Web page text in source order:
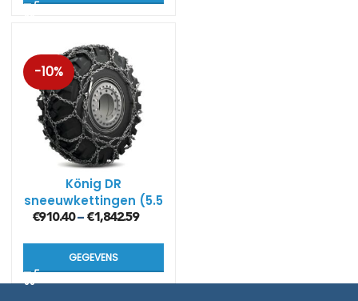
-10%
König DR
sneeuwkettingen (5.5
mm)
€910.40– €1,842.59
GEGEVENS